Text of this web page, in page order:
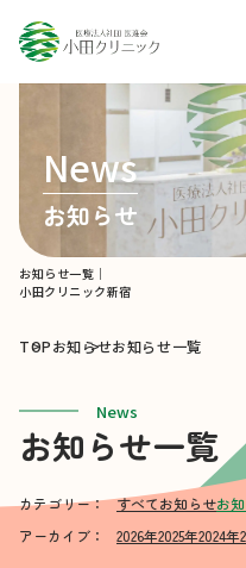
News
お知らせ
お知らせ一覧｜
小田クリニック新宿
TOPお知らせお知らせ一覧
News
お知らせ一覧
カテゴリー： すべてお知らせお
アーカイブ：
2026年2025年2024年